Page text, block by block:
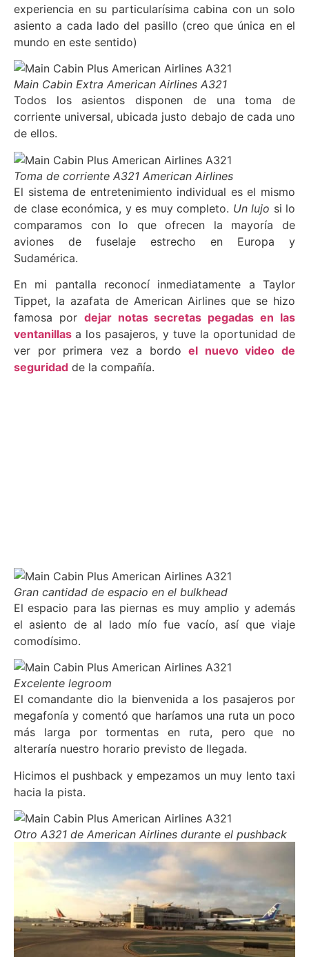
experiencia en su particularísima cabina con un solo
asiento a cada lado del pasillo (creo que única en el
mundo en este sentido)
Main Cabin Extra American Airlines A321
Todos los asientos disponen de una toma de
corriente universal, ubicada justo debajo de cada uno
de ellos.
Toma de corriente A321 American Airlines
El sistema de entretenimiento individual es el mismo
de clase económica, y es muy completo. Un lujo si lo
comparamos con lo que ofrecen la mayoría de
aviones de fuselaje estrecho en Europa y
Sudamérica.
En mi pantalla reconocí inmediatamente a Taylor
Tippet, la azafata de American Airlines que se hizo
famosa por dejar notas secretas pegadas en las
ventanillas a los pasajeros, y tuve la oportunidad de
ver por primera vez a bordoel nuevo video de
seguridad de la compañía.
Gran cantidad de espacio en el bulkhead
El espacio para las piernas es muy amplio y además
el asiento de al lado mío fue vacío, así que viaje
comodísimo.
Excelente legroom
El comandante dio la bienvenida a los pasajeros por
megafonía y comentó que haríamos una ruta un poco
más larga por tormentas en ruta, pero que no
alteraría nuestro horario previsto de llegada.
Hicimos el pushback y empezamos un muy lento taxi
hacia la pista.
Otro A321 de American Airlines durante el pushback